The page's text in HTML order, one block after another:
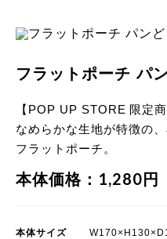
フラットポーチ パ
【POP UP STORE 限定商
なめらかな生地が特徴の
フラットポーチ。
本体価格：1,280円
本体サイズ